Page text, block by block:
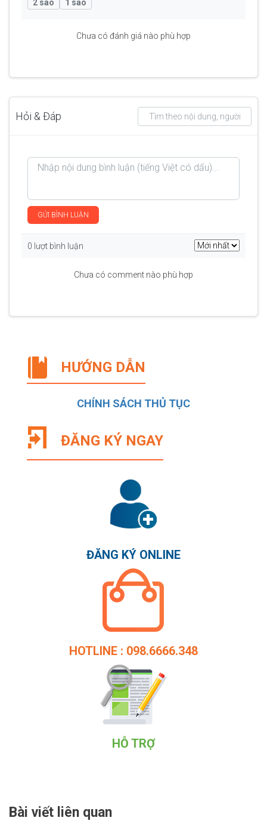
2 sao 1 sao
Chưa có đánh giá nào phù hợp
Hỏi & Đáp
GỬI BÌNH LUẬN
0 lượt bình luận
Chưa có comment nào phù hợp
HƯỚNG DẪN
CHÍNH SÁCH THỦ TỤC
ĐĂNG KÝ NGAY
ĐĂNG KÝ ONLINE
HOTLINE : 098.6666.348
HỖ TRỢ
Bài viết liên quan